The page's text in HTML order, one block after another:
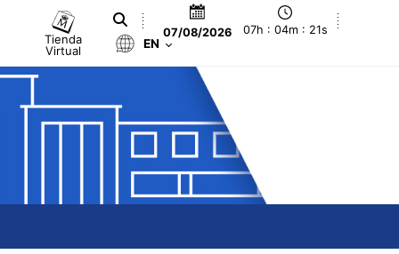
Tienda
Virtual
07/08/2026 07h : 04m : 21s
EN